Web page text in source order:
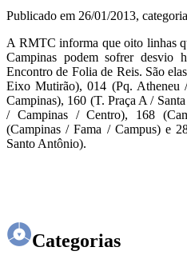
Publicado em 26/01/2013,
A RMTC informa que oito linhas
Campinas podem sofrer desvio
Encontro de Folia de Reis. São
Eixo Mutirão), 014 (Pq. Atheneu
Campinas), 160 (T. Praça A /
/ Campinas / Centro), 168
(Campinas / Fama / Campus) e
Santo Antônio).
Categorias